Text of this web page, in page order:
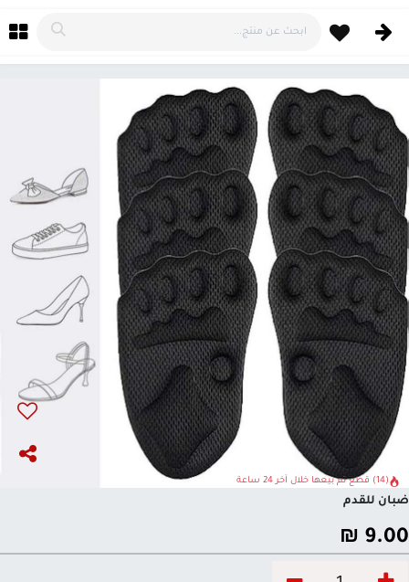
(14) قطع تم بيعها خلال آخر 24 ساعة
ضبان للقدم
9.00
₪